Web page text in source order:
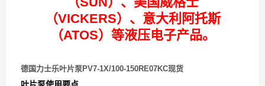
（VICKERS）、意大利阿托斯
（ATOS）等液压电子产品。
德国力士乐叶片泵PV7-1X/100-150RE07KC现货